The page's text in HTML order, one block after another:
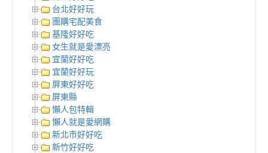
台北好好玩
團購宅配美食
基隆好好吃
女生就是愛漂亮
宜蘭好好吃
宜蘭好好玩
屏東好好吃
屏東縣
懶人包特輯
懶人就是愛網購
新北市好好吃
新竹好好吃